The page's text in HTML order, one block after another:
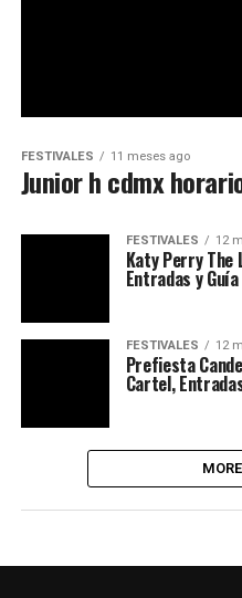
FESTIVALES 11 meses ago
Junior h cdmx
FESTIVALES 12
Katy Perry
Entradas y
FESTIVALES 12
Prefiesta
Cartel,